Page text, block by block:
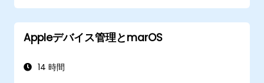
Appleデバイス管理とmarOS
14 時間